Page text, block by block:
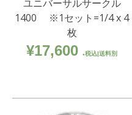
ユニバーサルサークル
1400 ※1セット=1/4 x 4
枚
¥17,600 税込|送料別